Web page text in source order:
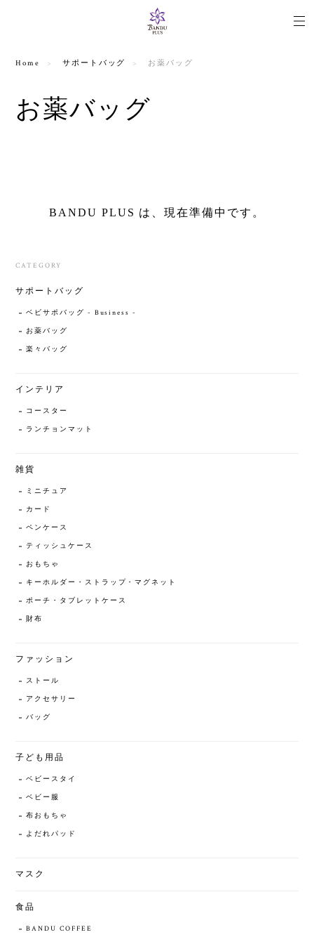
Home サポートバッグ お薬バッグ
お薬バッグ
BANDU PLUS は、現在準備中です。
CATEGORY
サポートバッグ
ベビサポバッグ - Business -
お薬バッグ
楽々バッグ
インテリア
コースター
ランチョンマット
雑貨
ミニチュア
カード
ペンケース
ティッシュケース
おもちゃ
キーホルダー・ストラップ・マグネット
ポーチ・タブレットケース
財布
ファッション
ストール
アクセサリー
バッグ
子ども用品
ベビースタイ
ベビー服
布おもちゃ
よだれパッド
マスク
食品
BANDU COFFEE